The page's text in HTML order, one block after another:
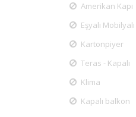
Amerikan Kapı
Eşyalı Mobilyalı
Kartonpiyer
Teras - Kapalı
Klima
Kapalı balkon